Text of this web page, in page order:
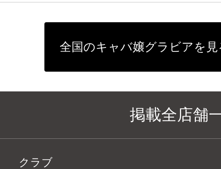
全国のキャバ嬢グラビアを見
掲載全店舗
クラブ